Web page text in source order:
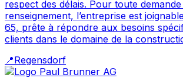
respect des délais. Pour toute
renseignement, l’entreprise est
65, prête à répondre aux besoins
clients dans le domaine de la
📍Regensdorf